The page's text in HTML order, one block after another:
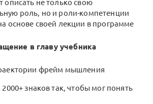
описать не только свою
роль, но и роли-компетенции
основе своей лекции в программе
в главу учебника
фрейм мышления
знаков так, чтобы мог понять